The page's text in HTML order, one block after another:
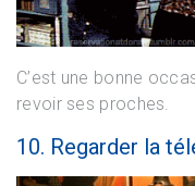
C’est une bonne
revoir ses proches.
10. Regarder la